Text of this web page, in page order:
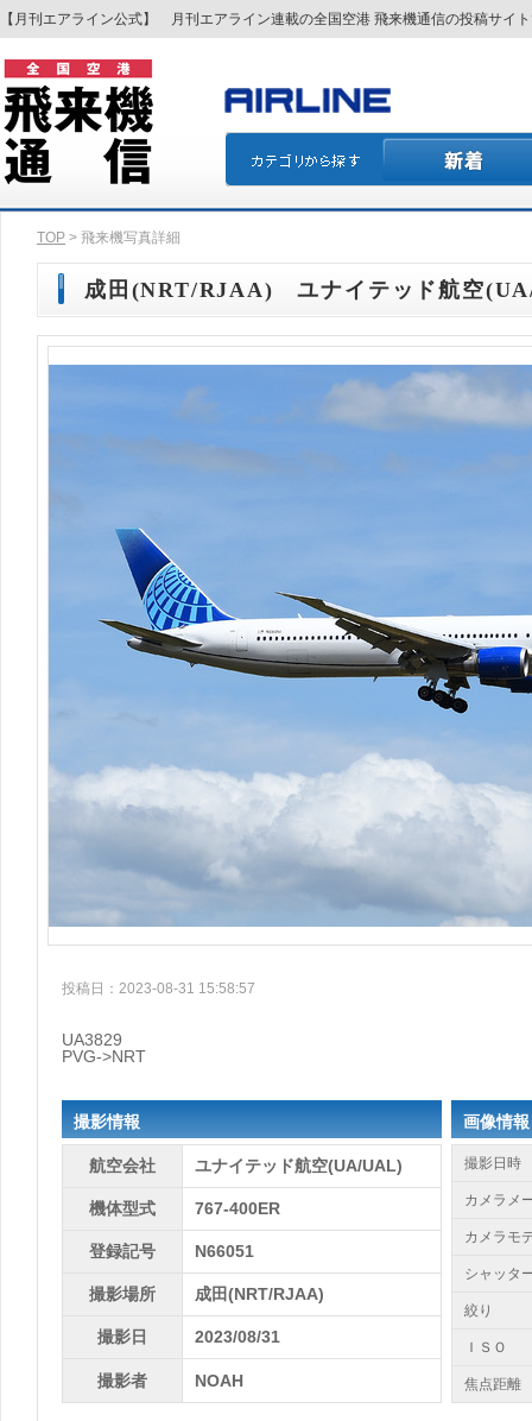
【月刊エアライン公式】 月刊エアライン連載の全国空港 飛来機通信の投稿サイ
TOP > 飛来機写真詳細
成田(NRT/RJAA) ユナイテッド航空
投稿日：2023-08-31 15:58:57
UA3829
PVG->NRT
撮影情報
航空会社 ユナイテッド航空(UA/UAL)
機体型式 767-400ER
登録記号 N66051
撮影場所 成田(NRT/RJAA)
撮影日 2023/08/31
撮影者 NOAH
画像情報
撮影日時
カメラメ
カメラモ
シャッタ
絞り
ＩＳＯ
焦点距離